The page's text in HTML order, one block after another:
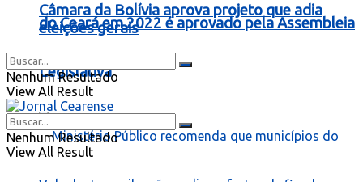
do Ceará em 2022 é aprovado pela Assembleia
Legislativa
Câmara da Bolívia aprova projeto que adia
eleições gerais
Nenhum Resultado
View All Result
Nenhum Resultado
View All Result